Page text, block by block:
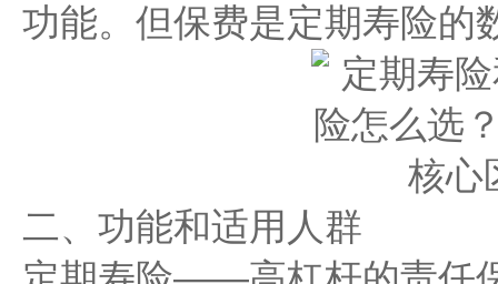
功能。但保费是定期寿险的
二、功能和适用人群